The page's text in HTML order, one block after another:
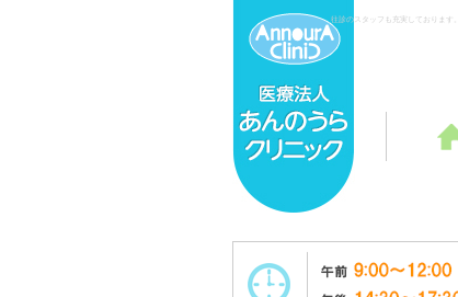
往診のスタッフも充実しております。